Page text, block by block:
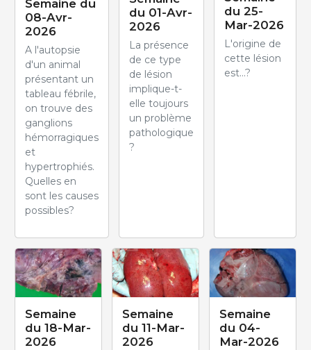
Semaine du
08-Avr-
2026
A l'autopsie
d'un animal
présentant un
tableau fébrile,
on trouve des
ganglions
hémorragiques
et
hypertrophiés.
Quelles en
sont les causes
possibles?
du 01-Avr-
2026
La présence
de ce type
de lésion
implique-t-
elle toujours
un problème
pathologique
?
du 25-
Mar-2026
L'origine de
cette lésion
est...?
Semaine
du 18-Mar-
2026
Semaine
du 11-Mar-
2026
Semaine
du 04-
Mar-2026